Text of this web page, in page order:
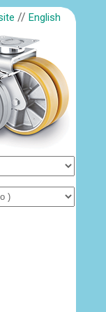
// English